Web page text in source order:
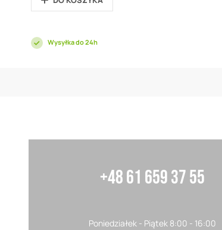
Wysyłka do 24h
+48 61 659 37 55
Poniedziałek - Piątek 8:00 - 16:00